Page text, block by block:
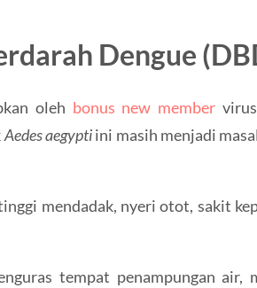
Dengue
oleh bonus new member
Aedes aegyptiini masih menjadi
mendadak, nyeri otot, sakit
tempat penampungan air,